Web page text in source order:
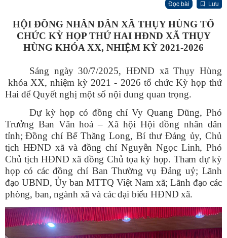
Đọc bài Lưu
HỘI ĐỒNG NHÂN DÂN XÃ THỤY HÙNG TỔ
CHỨC KỲ HỌP THỨ HAI HĐND XÃ THỤY
HÙNG KHÓA XX, NHIỆM KỲ 2021-2026
Sáng ngày 30/7/2025, HĐND xã Thụy Hùng
khóa XX, nhiệm kỳ 2021 - 2026 tổ chức Kỳ họp thứ
Hai để Quyết nghị một số nội dung quan trọng.
Dự kỳ họp có đồng chí Vy Quang Dũng, Phó
Trưởng Ban Văn hoá – Xã hội Hội đồng nhân dân
tỉnh; Đồng chí Bế Thăng Long, Bí thư Đảng ủy, Chủ
tịch HĐND xã và đồng chí Nguyễn Ngọc Linh, Phó
Chủ tịch HĐND xã đồng Chủ tọa kỳ họp. Tham dự kỳ
họp có các đồng chí Ban Thường vụ Đảng uỷ; Lãnh
đạo UBND, Ủy ban MTTQ Việt Nam xã; Lãnh đạo các
phòng, ban, ngành xã và các đại biểu HĐND xã.